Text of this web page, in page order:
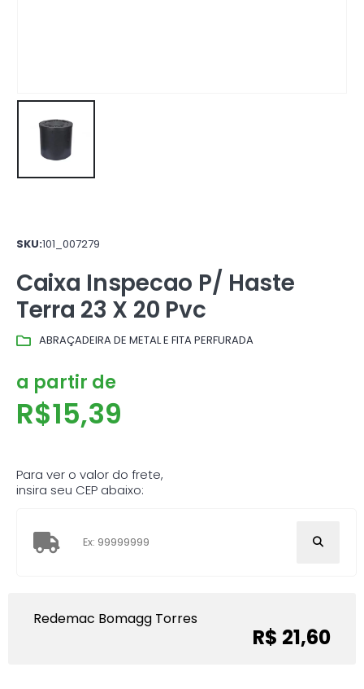
SKU:101_007279
Caixa Inspecao P/ Haste
Terra 23 X 20 Pvc
ABRAÇADEIRA DE METAL E FITA PERFURADA
a partir de
R$15,39
Para ver o valor do frete,
insira seu CEP abaixo:
Redemac Bomagg Torres
R$ 21,60